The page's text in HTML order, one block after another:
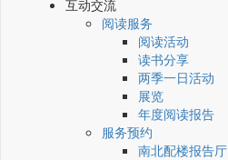
互动交流
阅读服务
阅读活动
读书分享
两季一日活动
展览
年度阅读报告
服务预约
南北配楼报告厅